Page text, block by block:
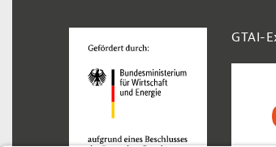
GTAI-
Footer